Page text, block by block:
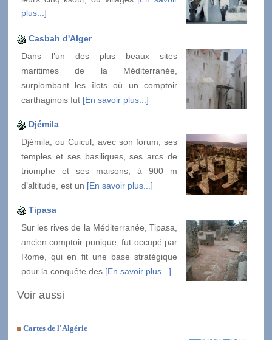
plus...]
Casbah d'Alger
Dans l’un des plus beaux sites
maritimes de la Méditerranée,
surplombant les îlots où un comptoir
carthaginois fut [En savoir plus...]
Djémila
Djémila, ou Cuicul, avec son forum, ses
temples et ses basiliques, ses arcs de
triomphe et ses maisons, à 900 m
d’altitude, est un [En savoir plus...]
Tipasa
Sur les rives de la Méditerranée, Tipasa,
ancien comptoir punique, fut occupé par
Rome, qui en fit une base stratégique
pour la conquête des [En savoir plus...]
Voir aussi
Cartes de l'Algérie